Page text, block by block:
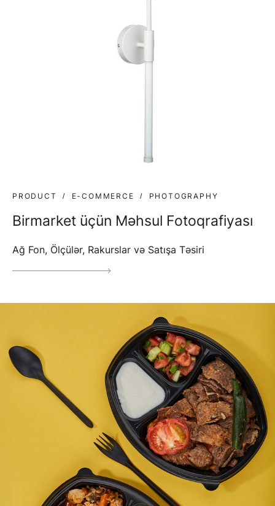
PRODUCT E-COMMERCE PHOTOGRAPHY
Birmarket üçün Məhsul Fotoqrafiyası
Ağ Fon, Ölçülər, Rakurslar və Satışa Təsiri